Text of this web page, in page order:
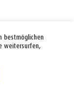
bestmöglichen
weitersurfen,